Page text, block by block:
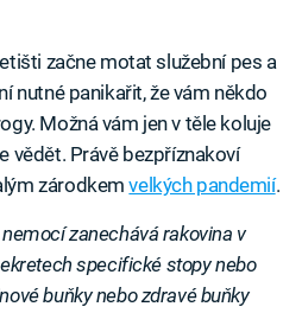
začne motat služební pes a
nutné panikařit, že vám někdo
Možná vám jen v těle koluje
vědět. Právě bezpříznakoví
zárodkemvelkých pandemií.
zanechává rakovina v
specifické stopy nebo
buňky nebo zdravé buňky